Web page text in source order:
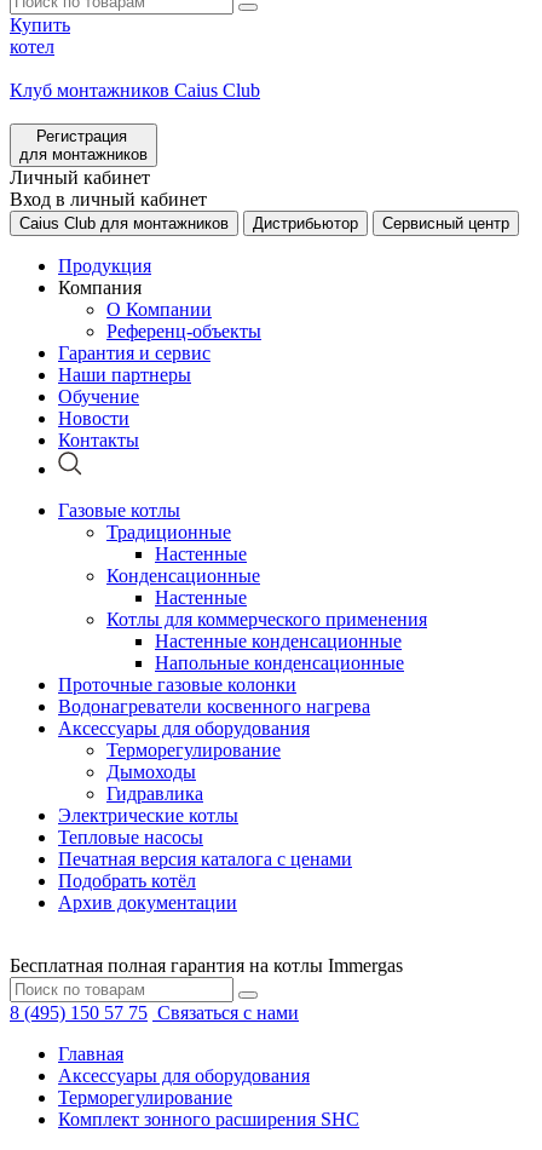
Купить
котел
Клуб монтажников Caius Club
Регистрация
для монтажников
Личный кабинет
Вход в личный кабинет
Caius Club для монтажников Дистрибьютор Сервисный центр
Продукция
Компания
О Компании
Референц-объекты
Гарантия и сервис
Наши партнеры
Обучение
Новости
Контакты
Газовые котлы
Традиционные
Настенные
Конденсационные
Настенные
Котлы для коммерческого применения
Настенные конденсационные
Напольные конденсационные
Проточные газовые колонки
Водонагреватели косвенного нагрева
Аксессуары для оборудования
Терморегулирование
Дымоходы
Гидравлика
Электрические котлы
Тепловые насосы
Печатная версия каталога с ценами
Подобрать котёл
Архив документации
Бесплатная полная гарантия на котлы Immergas
8 (495) 150 57 75 Связаться с нами
Главная
Аксессуары для оборудования
Терморегулирование
Комплект зонного расширения SHC